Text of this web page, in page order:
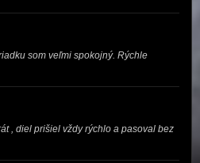
som veľmi spokojný. Rýchle
, diel prišiel vždy rýchlo a pasoval bez